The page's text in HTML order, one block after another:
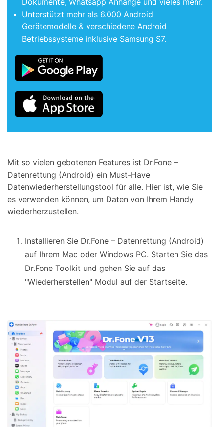
Dokumente, Whatsapp Anhänge und vieles mehr.
Unterstützt mehr als 6.000 Android
Gerätemodelle & verschiedene Android
Betriebssysteme inklusive Samsung S7.
Mit so vielen gebotenen Features ist Dr.Fone –
Datenrettung (Android) ein Must-Have
Datenwiederherstellungstool für alle. Hier ist, wie Sie
es verwenden können, um Daten von Ihrem Handy
wiederherzustellen.
Installieren Sie Dr.Fone – Datenrettung (Android)
auf Ihrem Mac oder Windows PC. Starten Sie das
Dr.Fone Toolkit und gehen Sie auf das
"Wiederherstellen" Modul auf der Startseite.